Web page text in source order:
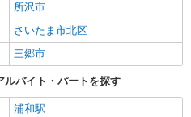
所沢市
さいたま市北区
三郷市
ルバイト・パートを探す
浦和駅